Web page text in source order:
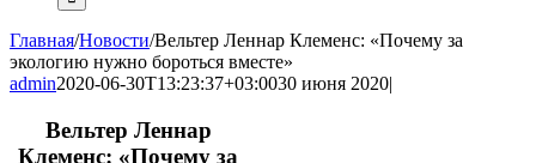
Главная/Новости/Вельтер Леннар Клеменс: «Почему за
экологию нужно бороться вместе»
admin2020-06-30T13:23:37+03:0030 июня 2020|
Вельтер Леннар
Клеменс: «Почему за